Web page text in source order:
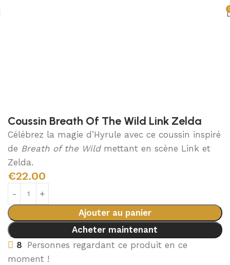
Coussin Breath Of The Wild Link Zelda
Célébrez la magie d’Hyrule avec ce coussin inspiré
de Breath of the Wildmettant en scène Link et
Zelda.
€22.00
Ajouter au panier
Acheter maintenant
8 Personnes regardant ce produit en ce
moment !